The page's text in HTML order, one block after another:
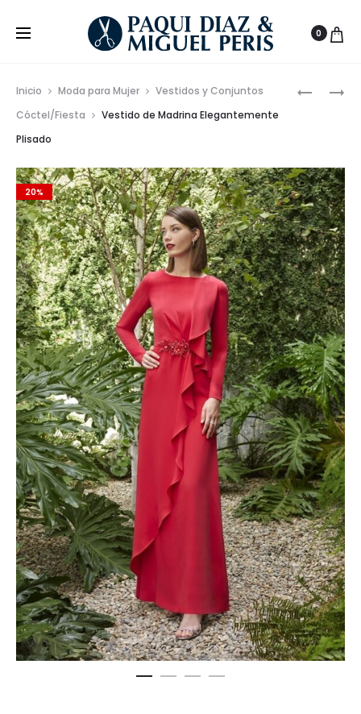
0
JUVENIL
–
100%
VESTIDO
Inicio Moda para Mujer
Vestidos y Conjuntos
Cóctel/Fiesta
Vestido de Madrina Elegantemente
Plisado
20%